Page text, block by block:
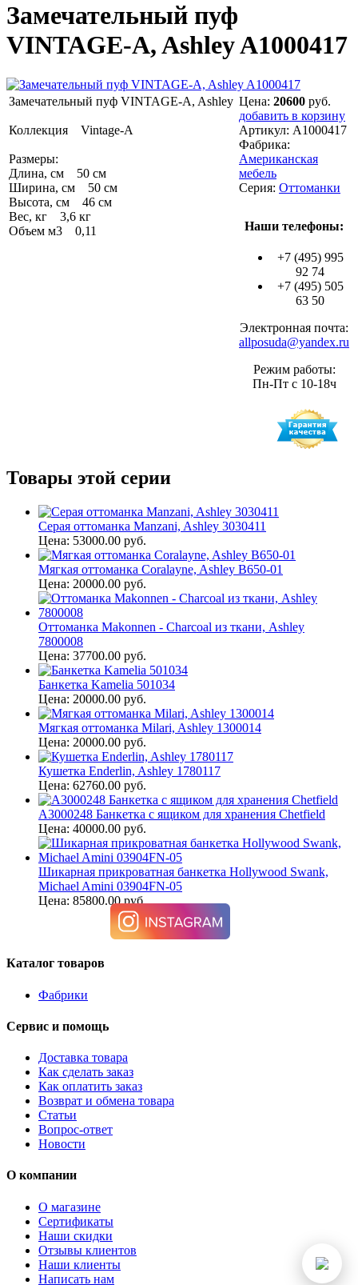
Замечательный пуф
VINTAGE-A, Ashley A1000417
Замечательный пуф VINTAGE-A, Ashley
Коллекция Vintage-А
Размеры:
Длина, см 50 см
Ширина, см 50 см
Высота, см 46 см
Вес, кг 3,6 кг
Объем м3 0,11
Цена: 20600 руб.
добавить в корзину
Артикул: A1000417
Фабрика:
Американская
мебель
Серия: Оттоманки
Наши телефоны:
+7 (495) 995
92 74
+7 (495) 505
63 50
Электронная почта:
allposuda@yandex.ru
Режим работы:
Пн-Пт с 10-18ч
Товары этой серии
Серая оттоманка Manzani, Ashley 3030411
Цена: 53000.00 руб.
Мягкая оттоманка Coralayne, Ashley B650-01
Цена: 20000.00 руб.
Оттоманка Makonnen - Charcoal из ткани, Ashley
7800008
Цена: 37700.00 руб.
Банкетка Kamelia 501034
Цена: 20000.00 руб.
Мягкая оттоманка Milari, Ashley 1300014
Цена: 20000.00 руб.
Кушетка Enderlin, Ashley 1780117
Цена: 62760.00 руб.
A3000248 Банкетка с ящиком для хранения Chetfield
Цена: 40000.00 руб.
Шикарная прикроватная банкетка Hollywood Swank,
Michael Amini 03904FN-05
Цена: 85800.00 руб.
Каталог товаров
Фабрики
Сервис и помощь
Доставка товара
Как сделать заказ
Как оплатить заказ
Возврат и обмена товара
Статьи
Вопрос-ответ
Новости
О компании
О магазине
Сертификаты
Наши скидки
Отзывы клиентов
Наши клиенты
Написать нам